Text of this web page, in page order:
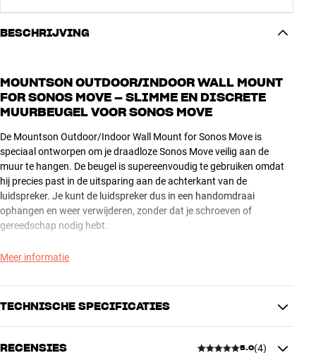
BESCHRIJVING
MOUNTSON OUTDOOR/INDOOR WALL MOUNT
FOR SONOS MOVE – SLIMME EN DISCRETE
MUURBEUGEL VOOR SONOS MOVE
De Mountson Outdoor/Indoor Wall Mount for Sonos Move is
speciaal ontworpen om je draadloze Sonos Move veilig aan de
muur te hangen. De beugel is supereenvoudig te gebruiken omdat
hij precies past in de uitsparing aan de achterkant van de
luidspreker. Je kunt de luidspreker dus in een handomdraai
ophangen en weer verwijderen, zonder dat je schroeven of
gereedschap nodig hebt.
De Mountson Outdoor/Indoor Wall Mount for Sonos Move is
luidspreker.
versie. Die is gemaakt van UV-bestendige ABS-kunststof.
Meer informatie
TECHNISCHE SPECIFICATIES
RECENSIES 5.0(4)